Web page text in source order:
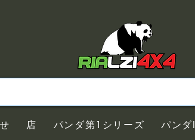
店 パンダ第1シリーズ パンダ